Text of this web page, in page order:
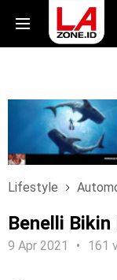
Lifestyle
Benelli
9 Apr 2021 161